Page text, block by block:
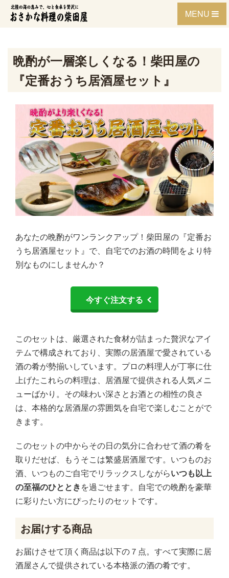
Skip
MENU
晩酌が一層楽しくなる！柴田屋の
『定番おうち居酒屋セット』
あなたの晩酌がワンランクアップ！柴田屋の『定番お
うち居酒屋セット』で、自宅でのお酒の時間をより特
別なものにしませんか？
今すぐ注文する
このセットは、厳選された食材が詰まった贅沢なアイ
テムで構成されており、実際の居酒屋で愛されている
酒の肴が勢揃いしています。プロの料理人が丁寧に仕
上げたこれらの料理は、居酒屋で提供される人気メニ
ューばかり。その味わい深さとお酒との相性の良さ
は、本格的な居酒屋の雰囲気を自宅で楽しむことがで
きます。
このセットの中からその日の気分に合わせて酒の肴を
取りだせば、もうそこは繁盛居酒屋です。いつものお
酒、いつものご自宅でリラックスしながらいつも以上
の至福のひとときを過ごせます。自宅での晩酌を豪華
に彩りたい方にぴったりのセットです。
お届けする商品
お届けさせて頂く商品は以下の７点。すべて実際に居
酒屋さんで提供されている本格派の酒の肴です。